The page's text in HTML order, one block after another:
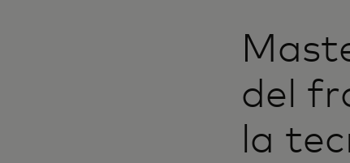
del
la